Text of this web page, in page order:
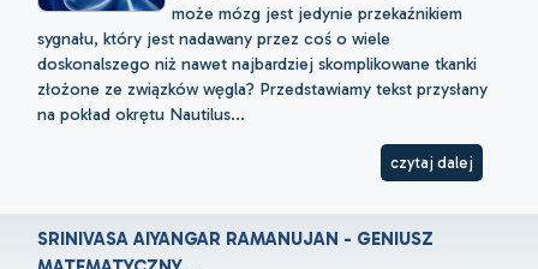
może mózg jest jedynie przekaźnikiem
sygnału, który jest nadawany przez coś o wiele
doskonalszego niż nawet najbardziej skomplikowane tkanki
złożone ze związków węgla? Przedstawiamy tekst przysłany
na pokład okrętu Nautilus...
czytaj dalej
SRINIVASA AIYANGAR RAMANUJAN - GENIUSZ